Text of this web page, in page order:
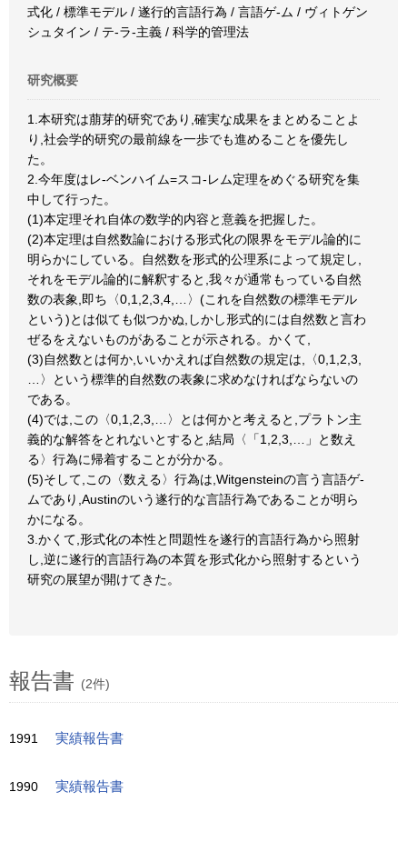
式化 / 標準モデル / 遂行的言語行為 / 言語ゲ-ム / ヴィトゲン
シュタイン / テ-ラ-主義 / 科学的管理法
研究概要
1.本研究は萠芽的研究であり,確実な成果をまとめることよ
り,社会学的研究の最前線を一歩でも進めることを優先し
た。
2.今年度はレ-ベンハイム=スコ-レム定理をめぐる研究を集
中して行った。
(1)本定理それ自体の数学的内容と意義を把握した。
(2)本定理は自然数論における形式化の限界をモデル論的に
明らかにしている。自然数を形式的公理系によって規定し,
それをモデル論的に解釈すると,我々が通常もっている自然
数の表象,即ち〈0,1,2,3,4,…〉(これを自然数の標準モデル
という)とは似ても似つかぬ,しかし形式的には自然数と言わ
ぜるをえないものがあることが示される。かくて,
(3)自然数とは何か,いいかえれば自然数の規定は,〈0,1,2,3,
…〉という標準的自然数の表象に求めなければならないの
である。
(4)では,この〈0,1,2,3,…〉とは何かと考えると,プラトン主
義的な解答をとれないとすると,結局〈「1,2,3,…」と数え
る〉行為に帰着することが分かる。
(5)そして,この〈数える〉行為は,Witgensteinの言う言語ゲ-
ムであり,Austinのいう遂行的な言語行為であることが明ら
かになる。
3.かくて,形式化の本性と問題性を遂行的言語行為から照射
し,逆に遂行的言語行為の本質を形式化から照射するという
研究の展望が開けてきた。
報告書 (2件)
1991 実績報告書
1990 実績報告書